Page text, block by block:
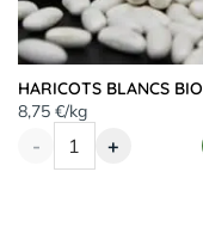
HARICOTS BLANCS BIO
8,75 €/kg
- +